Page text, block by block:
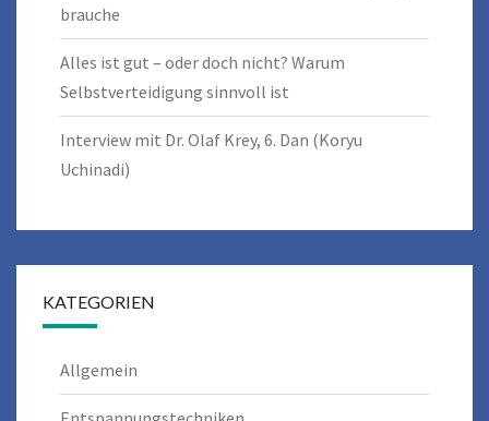
brauche
Alles ist gut – oder doch nicht? Warum
Selbstverteidigung sinnvoll ist
Interview mit Dr. Olaf Krey, 6. Dan (Koryu
Uchinadi)
KATEGORIEN
Allgemein